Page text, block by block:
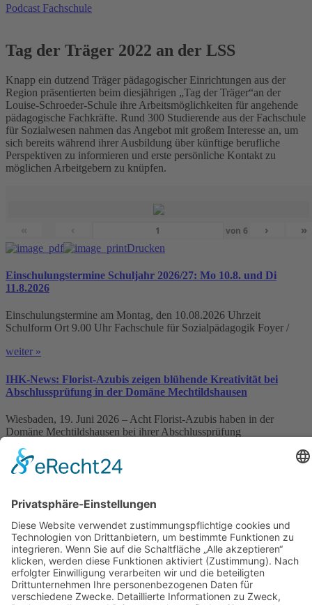
Podcast Fachschule
Tag der Träger 2022 an der LSS
Knapp ein dutzend Träger pädagogischer Einrichtungen aus der
Region präsentierten beim diesjährigen „Tag der Träger“an der
Louise-Schroeder-Schule ihre Arbeitsmöglichkeiten für angehende
pädagogische Fachkräfte. Rund 300 Studierende aus der Fachschule
für Sozialwesen nahmen das Angebot mit großem Interesse an, um
sich bereits während ihrer Ausbildung über künftige berufliche
Perspektiven zu informieren und erste persönliche Kontakt zu
möglichen Arbeitgebern zu knüpfen.
von 6 › »
Drucken
Einschulungstermine Schuljahr 2026/27: Mo 10.8. und Di
11.8.2026
Einschulungstermine am Montag, den 10.08.2026 Uhrzeit
Schulform Ort 9.00 Uhr Fachschule für Sozialpädagogik Foyer /
weiter »
IHK-News: Florist-Azubis zeigen blühende Kreativität bei
Abschlussprüfung in der Domäne Mechtildshausen
Wiesbaden, 19. Juni 2026 – Acht Florist-Azubis haben in der
Domäne Mechtildshausen bei ihrer Abschlussprüfung
weiter »
weiter »
Louise-Schroeder-Schule
Brunhildenstraße 55, 65189 Wiesbaden
0611/315270
0611/313987
poststelle@louise-schroeder-